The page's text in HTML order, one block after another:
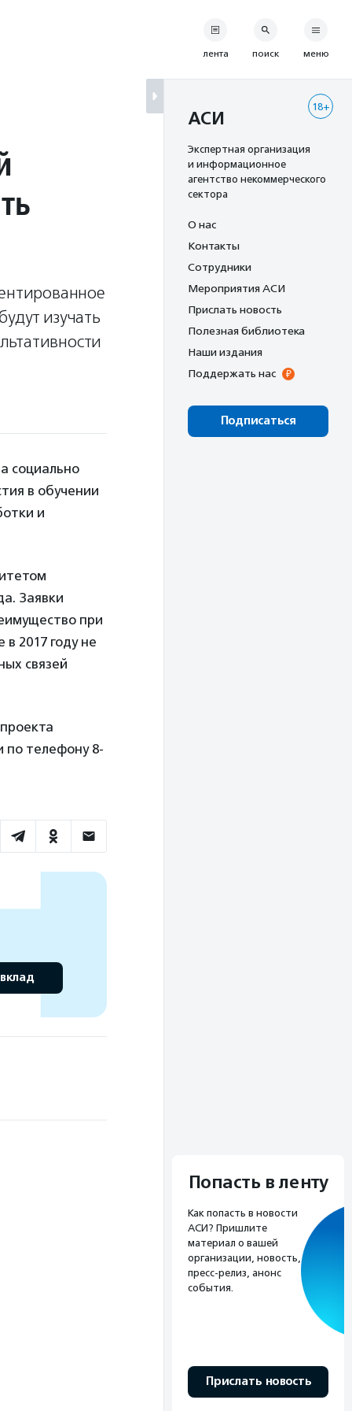
изучать
социально
в обучении
и
Заявки
при
2017 году не
связей
по телефону 8-
лента поиск меню
18+
АСИ
Экспертная организация
и информационное
агентство некоммерческого
сектора
О нас
Контакты
Сотрудники
Мероприятия АСИ
Прислать новость
Полезная библиотека
Наши издания
Поддержать нас
Подписаться
Попасть в ленту
Как попасть в новости
АСИ? Пришлите
материал о вашей
организации, новость,
пресс-релиз, анонс
события.
Прислать новость